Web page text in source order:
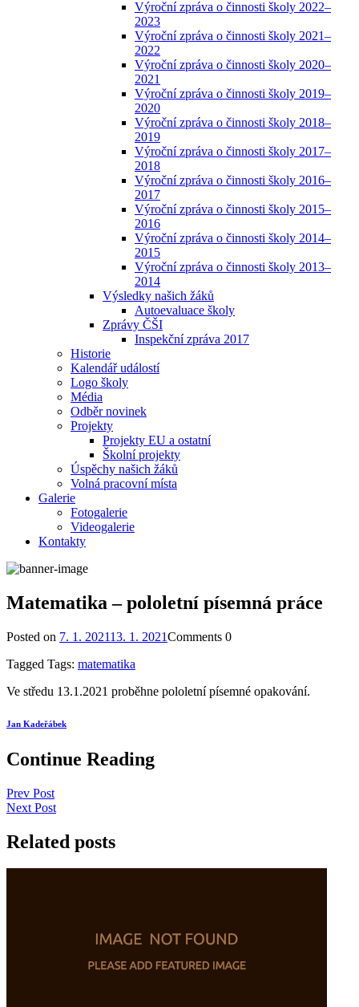
Výroční zpráva o činnosti školy 2022–
2023
Výroční zpráva o činnosti školy 2021–
2022
Výroční zpráva o činnosti školy 2020–
2021
Výroční zpráva o činnosti školy 2019–
2020
Výroční zpráva o činnosti školy 2018–
2019
Výroční zpráva o činnosti školy 2017–
2018
Výroční zpráva o činnosti školy 2016–
2017
Výroční zpráva o činnosti školy 2015–
2016
Výroční zpráva o činnosti školy 2014–
2015
Výroční zpráva o činnosti školy 2013–
2014
Výsledky našich žáků
Autoevaluace školy
Zprávy ČŠI
Inspekční zpráva 2017
Historie
Kalendář událostí
Logo školy
Média
Odběr novinek
Projekty
Projekty EU a ostatní
Školní projekty
Úspěchy našich žáků
Volná pracovní místa
Galerie
Fotogalerie
Videogalerie
Kontakty
Matematika – pololetní písemná práce
Posted on 7. 1. 202113. 1. 2021Comments 0
Tagged Tags: matematika
Ve středu 13.1.2021 proběhne pololetní písemné opakování.
Jan Kadeřábek
Continue Reading
Prev Post
Next Post
Related posts